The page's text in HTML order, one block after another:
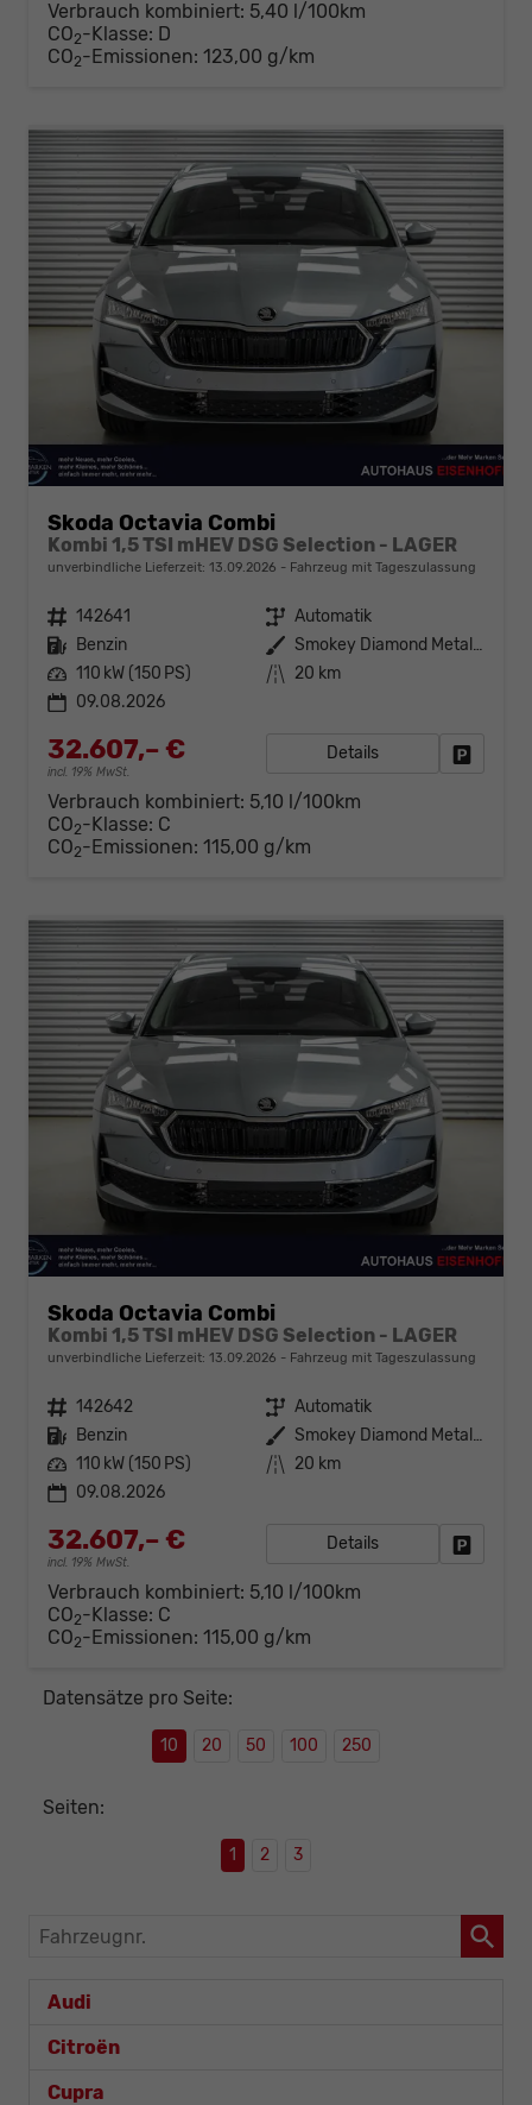
Verbrauch kombiniert: 5,40 l/100km
CO2-Klasse: D
CO2-Emissionen: 123,00 g/km
Skoda Octavia Combi
Kombi 1,5 TSI mHEV DSG Selection - LAGER
unverbindliche Lieferzeit: 13.09.2026 Fahrzeug mit Tageszulassung
Fahrzeugnr. 142641 Getriebe Automatik
Kraftstoff Benzin Außenfarbe
Smokey Diamond Metallic ()
Leistung 110 kW (150 PS) Kilometerstand 20 km
09.08.2026
32.607,– €
incl. 19% MwSt.
Details
Verbrauch kombiniert: 5,10 l/100km
CO2-Klasse: C
CO2-Emissionen: 115,00 g/km
Skoda Octavia Combi
Kombi 1,5 TSI mHEV DSG Selection - LAGER
unverbindliche Lieferzeit: 13.09.2026 Fahrzeug mit Tageszulassung
Fahrzeugnr. 142642 Getriebe Automatik
Kraftstoff Benzin Außenfarbe
Smokey Diamond Metallic ()
Leistung 110 kW (150 PS) Kilometerstand 20 km
09.08.2026
32.607,– €
incl. 19% MwSt.
Details
Verbrauch kombiniert: 5,10 l/100km
CO2-Klasse: C
CO2-Emissionen: 115,00 g/km
Datensätze pro Seite:
10 20 50 100 250
Seiten:
1 2 3
Fahrzeugnr.
Audi
Citroën
Cupra